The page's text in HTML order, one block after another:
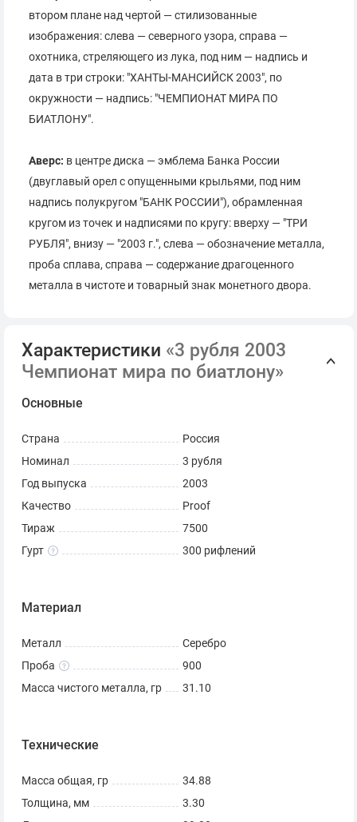
втором плане над чертой — стилизованные
изображения: слева — северного узора, справа —
охотника, стреляющего из лука, под ним — надпись и
дата в три строки: "ХАНТЫ-МАНСИЙСК 2003", по
окружности — надпись: "ЧЕМПИОНАТ МИРА ПО
БИАТЛОНУ".
Аверс: в центре диска — эмблема Банка России
(двуглавый орел с опущенными крыльями, под ним
надпись полукругом "БАНК РОССИИ"), обрамленная
кругом из точек и надписями по кругу: вверху — "ТРИ
РУБЛЯ", внизу — "2003 г.", слева — обозначение металла,
проба сплава, справа — содержание драгоценного
металла в чистоте и товарный знак монетного двора.
Характеристики «3 рубля 2003
Чемпионат мира по биатлону»
Основные
Страна
Россия
Номинал
3 рубля
Год выпуска
2003
Качество
Proof
Тираж
7500
Гурт
300 рифлений
Материал
Металл
Серебро
Проба
900
Масса чистого металла, гр
31.10
Технические
Масса общая, гр
34.88
Толщина, мм
3.30